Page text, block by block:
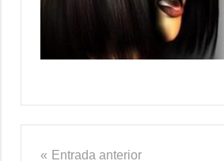
Entrada anterior